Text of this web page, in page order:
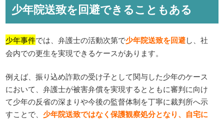
少年院送致を回避できることもある
少年事件では、弁護士の活動次第で少年院送致を回避し、社
会内での更生を実現できるケースがあります。
例えば、振り込め詐欺の受け子として関与した少年のケース
において、弁護士が被害弁償を実現するとともに審判に向け
て少年の反省の深まりや今後の監督体制を丁寧に裁判所へ示
すことで、少年院送致ではなく保護観察処分となり、自宅に